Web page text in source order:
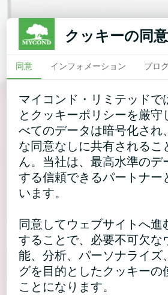
クッキーの同意
同意 インフォメーション プロ
マイコンド・リミテッドで
とクッキーポリシーを厳守
べてのデータは暗号化され
な同意なしに共有されるこ
ん。当社は、最高水準のデ
する信頼できるパートナー
います。
同意してウェブサイトへ進
することで、必要不可欠な
能、分析、パーソナライズ
グを目的としたクッキーの
ことになります。